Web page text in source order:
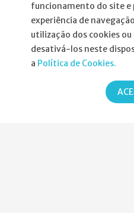
funcionamento do site e
experiência de
utilização dos cookies
desativá-los neste
a Política de Cookies.
Informações
Atribuição da Bolsa SPND